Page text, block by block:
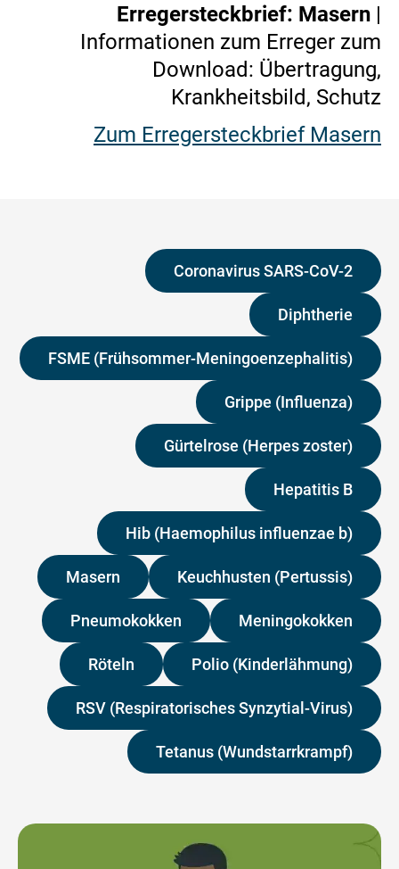
Erregersteckbrief: Masern |
Informationen zum Erreger zum
Download: Übertragung,
Krankheitsbild, Schutz
Zum Erregersteckbrief Masern
Coronavirus SARS-CoV-2
Diphtherie
FSME (Frühsommer-Meningoenzephalitis)
Grippe (Influenza)
Gürtelrose (Herpes zoster)
Hepatitis B
Hib (Haemophilus influenzae b)
Keuchhusten (Pertussis)
Masern
Meningokokken
Pneumokokken
Polio (Kinderlähmung)
Röteln
RSV (Respiratorisches Synzytial-Virus)
Tetanus (Wundstarrkrampf)